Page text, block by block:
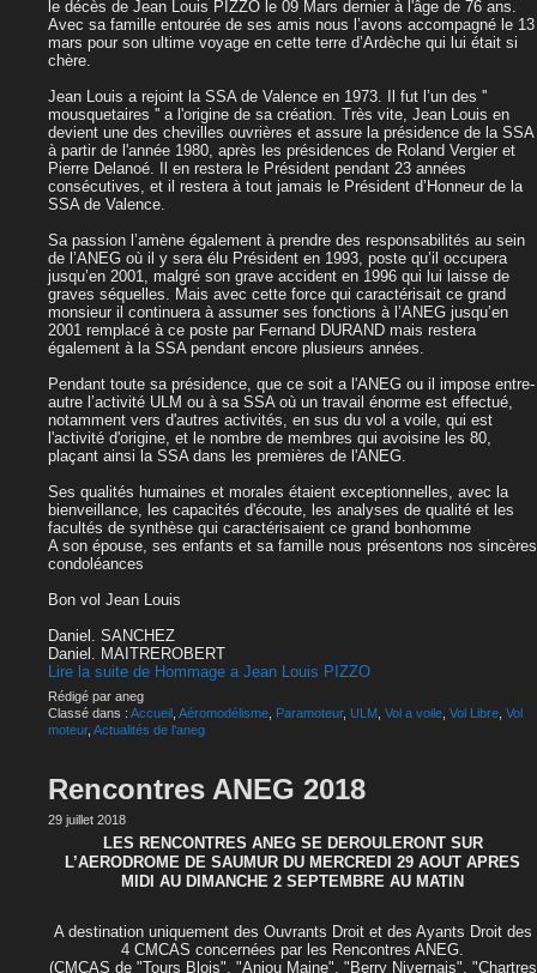
le décès de Jean Louis PIZZO le 09 Mars dernier à l'âge de 76 ans.
Avec sa famille entourée de ses amis nous l’avons accompagné le 13
mars pour son ultime voyage en cette terre d’Ardèche qui lui était si
chère.
Jean Louis a rejoint la SSA de Valence en 1973. Il fut l’un des ''
mousquetaires '' a l'origine de sa création. Très vite, Jean Louis en
devient une des chevilles ouvrières et assure la présidence de la SSA
à partir de l'année 1980, après les présidences de Roland Vergier et
Pierre Delanoé. Il en restera le Président pendant 23 années
consécutives, et il restera à tout jamais le Président d’Honneur de la
SSA de Valence.
Sa passion l’amène également à prendre des responsabilités au sein
de l’ANEG où il y sera élu Président en 1993, poste qu’il occupera
jusqu’en 2001, malgré son grave accident en 1996 qui lui laisse de
graves séquelles. Mais avec cette force qui caractérisait ce grand
monsieur il continuera à assumer ses fonctions à l’ANEG jusqu’en
2001 remplacé à ce poste par Fernand DURAND mais restera
également à la SSA pendant encore plusieurs années.
Pendant toute sa présidence, que ce soit a l'ANEG ou il impose entre-
autre l’activité ULM ou à sa SSA où un travail énorme est effectué,
notamment vers d'autres activités, en sus du vol a voile, qui est
l'activité d'origine, et le nombre de membres qui avoisine les 80,
plaçant ainsi la SSA dans les premières de l'ANEG.
Ses qualités humaines et morales étaient exceptionnelles, avec la
bienveillance, les capacités d'écoute, les analyses de qualité et les
facultés de synthèse qui caractérisaient ce grand bonhomme
A son épouse, ses enfants et sa famille nous présentons nos sincères
condoléances
Bon vol Jean Louis
Daniel. SANCHEZ
Daniel. MAITREROBERT
Lire la suite de Hommage a Jean Louis PIZZO
Rédigé par aneg
Classé dans : Accueil Aéromodélisme Paramoteur, ULM Vol a voile Vol Libre Vol
moteur, Actualités de l'aneg
Rencontres ANEG 2018
29 juillet 2018
LES RENCONTRES ANEG SE DEROULERONT SUR
L’AERODROME DE SAUMUR DU MERCREDI 29 AOUT APRES
MIDI AU DIMANCHE 2 SEPTEMBRE AU MATIN
A destination uniquement des Ouvrants Droit et des Ayants Droit des
4 CMCAS concernées par les Rencontres ANEG.
(CMCAS de "Tours Blois", "Anjou Maine", "Berry Nivernais", "Chartres